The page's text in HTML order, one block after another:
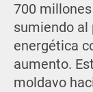
700
sumiendo al
energética
aumento.
moldavo